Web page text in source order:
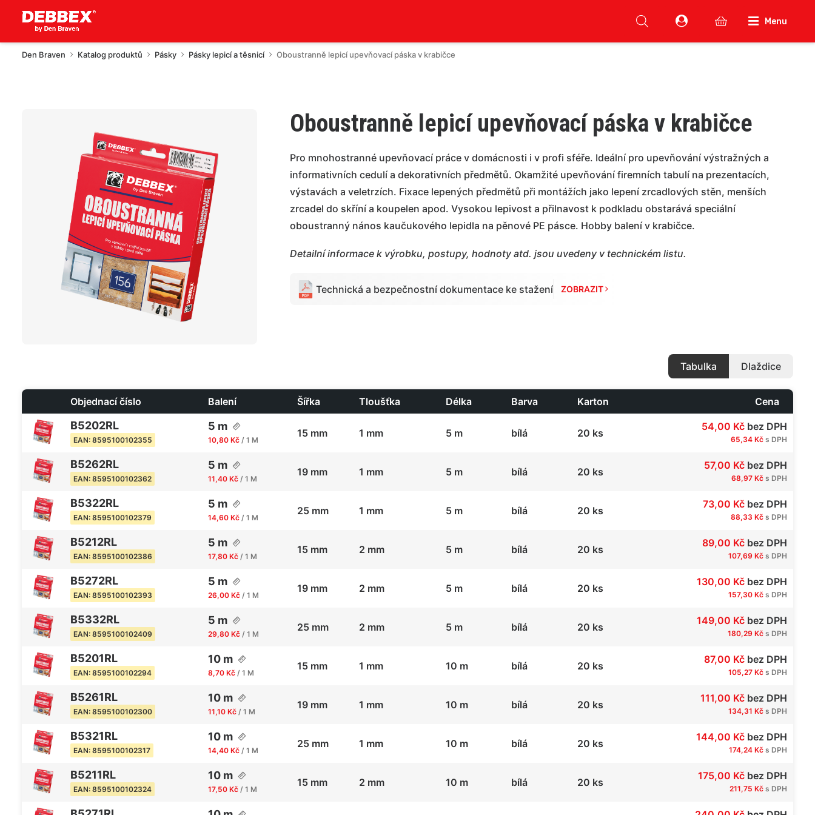
Menu
Den Braven Katalog produktů Pásky Pásky lepicí a těsnicí Oboustranně lepicí upevňovací páska v krabičce
Oboustranně lepicí upevňovací páska v krabičce
Pro mnohostranné upevňovací práce v domácnosti i v profi sféře. Ideální pro upevňování výstražných a
informativních cedulí a dekorativních předmětů. Okamžité upevňování firemních tabulí na prezentacích,
výstavách a veletrzích. Fixace lepených předmětů při montážích jako lepení zrcadlových stěn, menších
zrcadel do skříní a koupelen apod. Vysokou lepivost a přilnavost k podkladu obstarává speciální
oboustranný nános kaučukového lepidla na pěnové PE pásce. Hobby balení v krabičce.
Detailní informace k výrobku, postupy, hodnoty atd. jsou uvedeny v technickém listu.
Technická a bezpečnostní dokumentace ke stažení ZOBRAZIT
Tabulka Dlaždice
Objednací číslo Balení Šířka Tloušťka Délka Barva Karton Cena
B5202RL
EAN: 8595100102355
5 m
10,80 Kč / 1 M
15 mm 1 mm 5 m bílá 20 ks
54,00 Kč bez DPH
65,34 Kč s DPH
B5262RL
EAN: 8595100102362
5 m
11,40 Kč / 1 M
19 mm 1 mm 5 m bílá 20 ks
57,00 Kč bez DPH
68,97 Kč s DPH
B5322RL
EAN: 8595100102379
5 m
14,60 Kč / 1 M
25 mm 1 mm 5 m bílá 20 ks
73,00 Kč bez DPH
88,33 Kč s DPH
B5212RL
EAN: 8595100102386
5 m
17,80 Kč / 1 M
15 mm 2 mm 5 m bílá 20 ks
89,00 Kč bez DPH
107,69 Kč s DPH
B5272RL
EAN: 8595100102393
5 m
26,00 Kč / 1 M
19 mm 2 mm 5 m bílá 20 ks
130,00 Kč bez DPH
157,30 Kč s DPH
B5332RL
EAN: 8595100102409
5 m
29,80 Kč / 1 M
25 mm 2 mm 5 m bílá 20 ks
149,00 Kč bez DPH
180,29 Kč s DPH
B5201RL
EAN: 8595100102294
10 m
8,70 Kč / 1 M
15 mm 1 mm 10 m bílá 20 ks
87,00 Kč bez DPH
105,27 Kč s DPH
B5261RL
EAN: 8595100102300
10 m
11,10 Kč / 1 M
19 mm 1 mm 10 m bílá 20 ks
111,00 Kč bez DPH
134,31 Kč s DPH
B5321RL
EAN: 8595100102317
10 m
14,40 Kč / 1 M
25 mm 1 mm 10 m bílá 20 ks
144,00 Kč bez DPH
174,24 Kč s DPH
B5211RL
EAN: 8595100102324
10 m
17,50 Kč / 1 M
15 mm 2 mm 10 m bílá 20 ks
175,00 Kč bez DPH
211,75 Kč s DPH